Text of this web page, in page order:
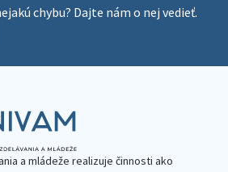
chybu? Dajte nám o nej vedieť.
a mládeže realizuje činnosti ako